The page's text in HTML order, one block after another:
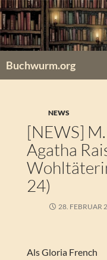
Zum
Inhalt
springen
Buchwurm.org
NEWS
[NEWS]
Agatha
24)
28. FEBRUAR
Als Gloria French